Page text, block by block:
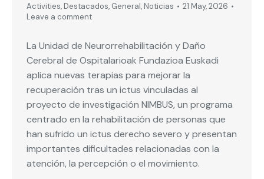
Activities, Destacados, General, Noticias
21 May, 2026
Leave a comment
La Unidad de Neurorrehabilitación y Daño
Cerebral de Ospitalarioak Fundazioa Euskadi
aplica nuevas terapias para mejorar la
recuperación tras un ictus vinculadas al
proyecto de investigación NIMBUS, un programa
centrado en la rehabilitación de personas que
han sufrido un ictus derecho severo y presentan
importantes dificultades relacionadas con la
atención, la percepción o el movimiento.